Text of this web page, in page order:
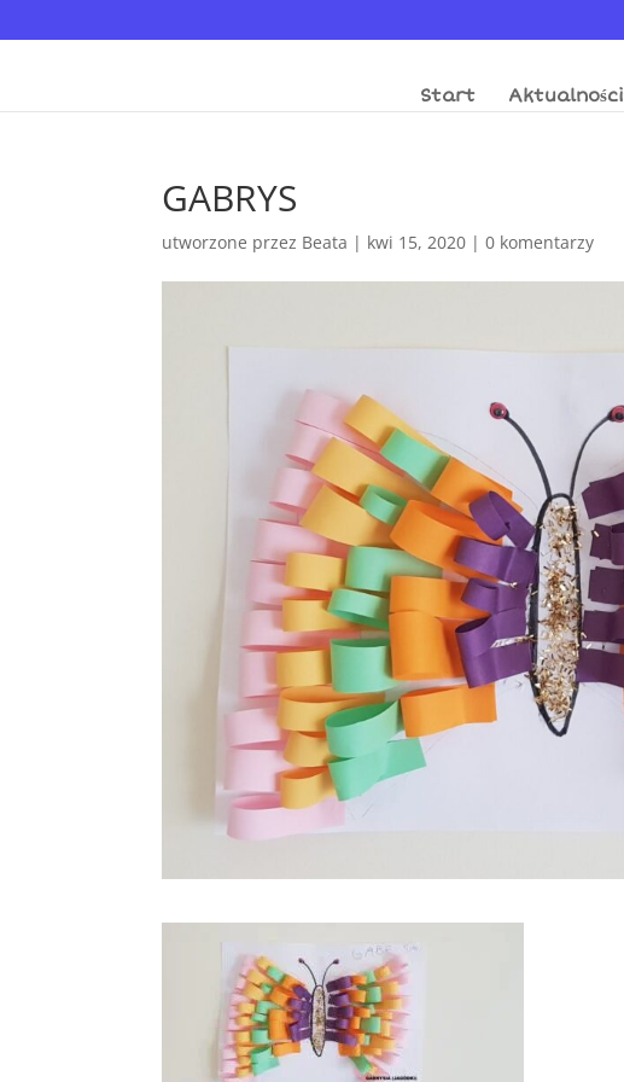
Start Aktualności
GABRYS
utworzone przez Beata | kwi 15, 2020 |0 komentarzy